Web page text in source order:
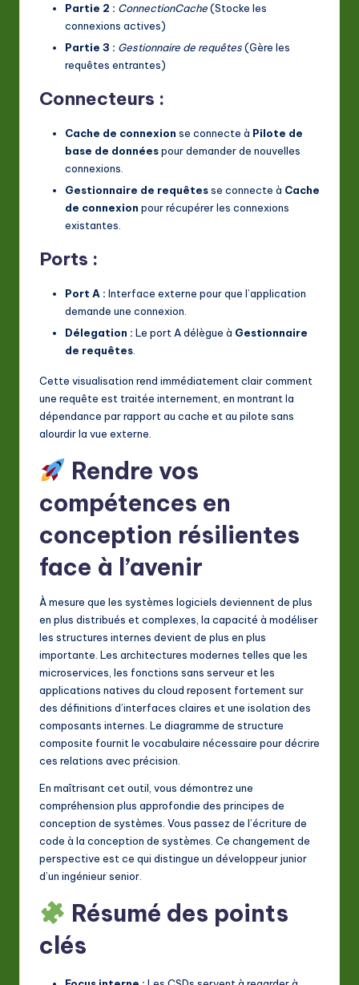
Partie 2 : ConnectionCache(Stocke les
connexions actives)
Partie 3 : Gestionnaire de requêtes(Gère les
requêtes entrantes)
Connecteurs :
Cache de connexion se connecte à Pilote de
base de donnéespour demander de nouvelles
connexions.
Gestionnaire de requêtesse connecte à Cache
de connexion pour récupérer les connexions
existantes.
Ports :
Port A : Interface externe pour que l’application
demande une connexion.
Délegation : Le port A délègue à Gestionnaire
de requêtes
Cette visualisation rend immédiatement clair comment
une requête est traitée internement, en montrant la
dépendance par rapport au cache et au pilote sans
alourdir la vue externe.
Rendre vos
compétences en
conception résilientes
face à l’avenir
À mesure que les systèmes logiciels deviennent de plus
en plus distribués et complexes, la capacité à modéliser
les structures internes devient de plus en plus
importante. Les architectures modernes telles que les
microservices, les fonctions sans serveur et les
applications natives du cloud reposent fortement sur
des définitions d’interfaces claires et une isolation des
composants internes. Le diagramme de structure
composite fournit le vocabulaire nécessaire pour décrire
ces relations avec précision.
En maîtrisant cet outil, vous démontrez une
compréhension plus approfondie des principes de
conception de systèmes. Vous passez de l’écriture de
code à la conception de systèmes. Ce changement de
perspective est ce qui distingue un développeur junior
d’un ingénieur senior.
Résumé des points
clés